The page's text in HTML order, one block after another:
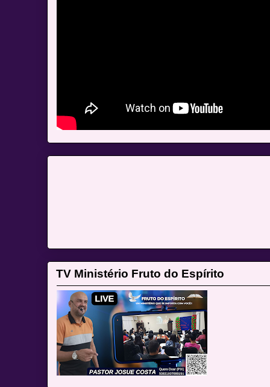
TV Ministério Fruto do Espírito